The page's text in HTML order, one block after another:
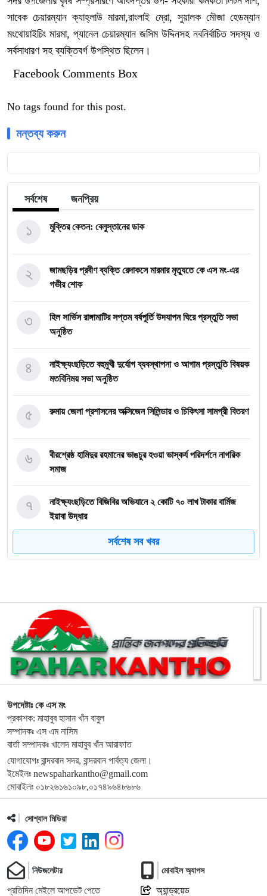
সাবেক চেয়ারম্যান ক্যাহ্লাউ মারমা,রাংলাই ম্রো, সুয়ালক মৌজা হেডম্যান
মংথোয়াইচিং মারমা, প্যানেল চেয়ারম্যান জসিম উদ্দিনসহ নবনির্বাচিত সদস্য ও
সর্বসাধারণ সহ ব্যক্তিবর্গ উপস্থিত ছিলেন।
Facebook Comments Box
No tags found for this post.
মন্তব্য করুন
সর্বশেষ জনপ্রিয়
মুক্তির কেতন: বেলুস্তানের ডাক
১
জামছড়ির প্রবীণ ব্যক্তি রেদাকসে মারমার মৃত্যুতে কে এস মং-এর
গভীর শোক
২
হিল সার্ভিস রাঙ্গামাটির সপ্তম বর্ষপূর্তি উদযাপন ঘিরে প্রস্তুতি সভা
অনুষ্ঠিত
৩
নাইক্ষ্যংছড়িতে বহুমুখী দুর্যোগ ব্যবস্থাপনা ও আগাম প্রস্তুতি বিষয়ক
মতবিনিময় সভা অনুষ্ঠিত
৪
রুমায় জেলা প্রশাসনের অক্সিজেন সিলিন্ডার ও চিকিৎসা সামগ্রী বিতরণ
৫
বীরশ্রেষ্ঠ হামিদুর রহমানের ভাঙচুর হওয়া ভাস্কর্য পরিদর্শনে নাগরিক
সমাজ
৬
নাইক্ষ্যংছড়িতে বিজিবির অভিযানে ২ কোটি ৭০ লাখ টাকার বার্মিজ
ইয়াবা উদ্ধার
৭
৮
মিছিল ও সমাবেশ
৯
লামার ফাইতংয়ে ভূমি জালিয়াতির অভিযোগ
১০
জুলাই গণঅভ্যুত্থান দিবসে শহীদের প্রতি রাঙ্গামাটি পার্বত্য জেলা
পরিষদের শ্রদ্ধাঞ্জলি
১১
নাইক্ষ্যংছড়ি উপজেলা প্রশাসনের উদ্যোগে ‘জুলাই গণ-অভ্যুত্থান
দিবস’ পালিত
১২
লামায় সংস্কারের চার মাসের মাথায় আবারও সেতু ধস
১৩
জুলাই গণঅভ্যুত্থান দিবসে শহীদদের প্রতি শ্রদ্ধা জানালেন এমপি
দীপেন দেওয়ান
১৪
রামুর কচ্ছপিয়ায় ১১ বিজিবির অভিযানে ইয়াবা ও মদ উদ্ধার আটক–১
১৫
সর্বশেষ সব খবর
উপদেষ্টাঃ কে এস মং
প্রকাশক: মাহাবুব হাসান খাঁন বাবুল
সম্পাদকঃ এস এম নাসিম
বার্তা সম্পাদকঃ খালেদ মাহাবুব খাঁন আরাফাত
যোগাযোগঃ বান্দরবান সদর, বান্দরবান পার্বত্য জেলা।
ইমেইলঃ newspaharkantho@gmail.com
মোবাইলঃ ০১৮২৬১৬১০৯৮,০১৭৪৯৬৪৮৬৮৬
সোশ্যাল মিডিয়া
নিউজলেটার
প্রতিদিন মেইলে আপডেট পেতে
মোবাইল অ্যাপস
অ্যান্ড্রয়েড